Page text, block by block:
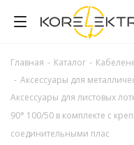
Главная - Каталог -
- Аксессуары для
Аксессуары для листовых
90° 100/50 в комплекте с
соединительными плас